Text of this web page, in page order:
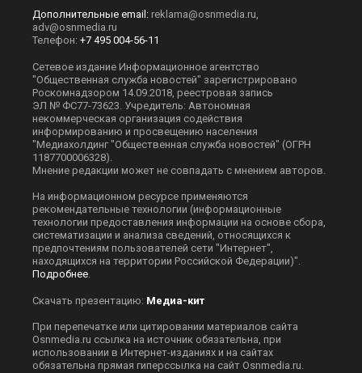
Дополнительные email: reklama@osnmedia.ru,
adv@osnmedia.ru
Телефон: +7 495 004-56-11
Сетевое издание Информационное агентство
"Общественная служба новостей" зарегистрировано
Роскомнадзором 14.09.2018, реестровая запись
ЭЛ № ФС77-73623. Учредитель: Автономная
некоммерческая организация содействия
информированию и просвещению населения
"Медиахолдинг "Общественная служба новостей" (ОГРН
1187700006328).
Мнение редакции может не совпадать с мнением авторов.
На информационном ресурсе применяются
рекомендательные технологии (информационные
технологии предоставления информации на основе сбора,
систематизации и анализа сведений, относящихся к
предпочтениям пользователей сети "Интернет",
находящихся на территории Российской Федерации)".
Подробнее.
Скачать презентацию: Медиа-кит
При перепечатке или цитировании материалов сайта
Оsnmedia.ru ссылка на источник обязательна, при
использовании в Интернет-изданиях и на сайтах
обязательна прямая гиперссылка на сайт Оsnmedia.ru.